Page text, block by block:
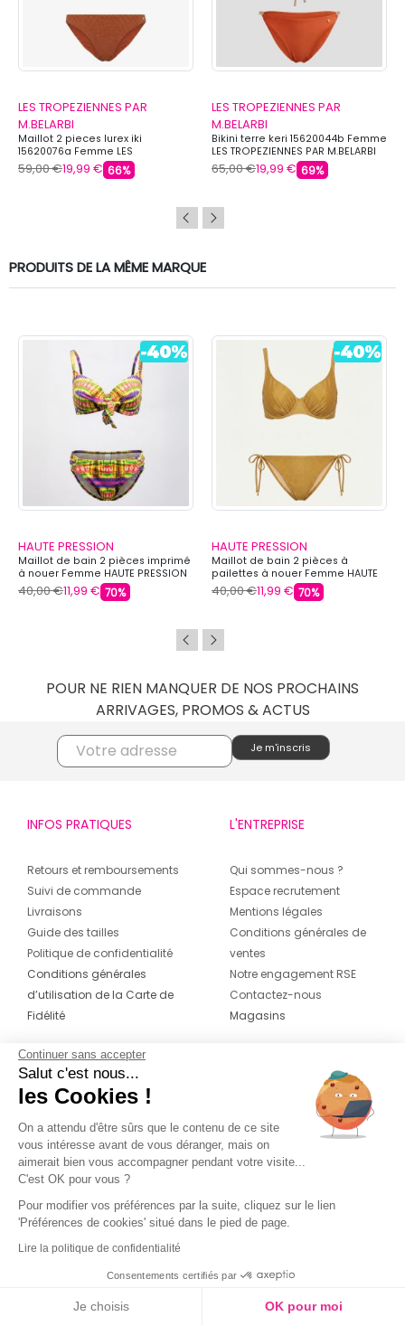
LES TROPEZIENNES PAR
M.BELARBI
Maillot 2 pieces lurex iki
15620076a Femme LES
TROPEZIENNES PAR M.BELARBI
59,00 €19,99 € 66%
LES TROPEZIENNES PAR
M.BELARBI
Bikini terre keri 15620044b Femme
LES TROPEZIENNES PAR M.BELARBI
65,00 €19,99 € 69%
PRODUITS DE LA MÊME MARQUE
HAUTE PRESSION
Maillot de bain 2 pièces imprimé
à nouer Femme HAUTE PRESSION
40,00 €11,99 € 70%
HAUTE PRESSION
Maillot de bain 2 pièces à
pailettes à nouer Femme HAUTE
PRESSION
40,00 €11,99 € 70%
POUR NE RIEN MANQUER DE NOS PROCHAINS
ARRIVAGES, PROMOS & ACTUS
INFOS PRATIQUES
Retours et remboursements
Suivi de commande
Livraisons
Guide des tailles
Politique de confidentialité
Conditions générales
d’utilisation de la Carte de
Fidélité
L'ENTREPRISE
Qui sommes-nous ?
Espace recrutement
Mentions légales
Conditions générales de
ventes
Notre engagement RSE
Contactez-nous
Magasins
CONTACT
04 42 20 78 42
Du lundi au jeudi de 8h30 à 16h30 & le
vendredi de 8h30 à 15h30
Continuer sans accepter
Salut c'est nous...
les Cookies !
On a attendu d'être sûrs que le contenu de ce site
vous intéresse avant de vous déranger, mais on
aimerait bien vous accompagner pendant votre visite...
C'est OK pour vous ?
Pour modifier vos préférences par la suite, cliquez sur le lien
'Préférences de cookies' situé dans le pied de page.
Lire la politique de confidentialité
Consentements certifiés par
Je choisis OK pour moi